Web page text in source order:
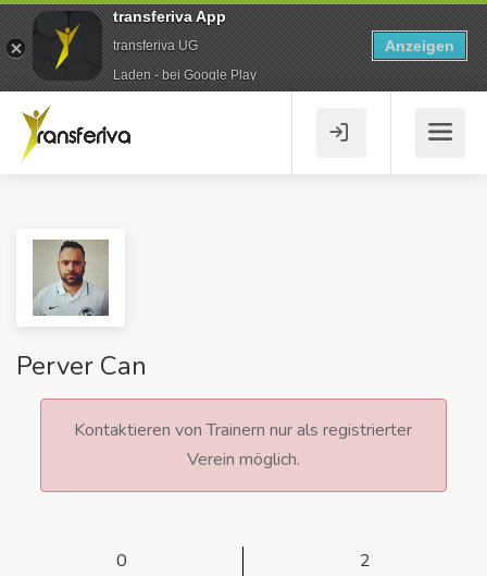
Perver Can
Kontaktieren von Trainern nur als registrierter
Verein möglich.
0
2
transferiva App
transferiva UG
Laden - bei Google Play
Anzeigen